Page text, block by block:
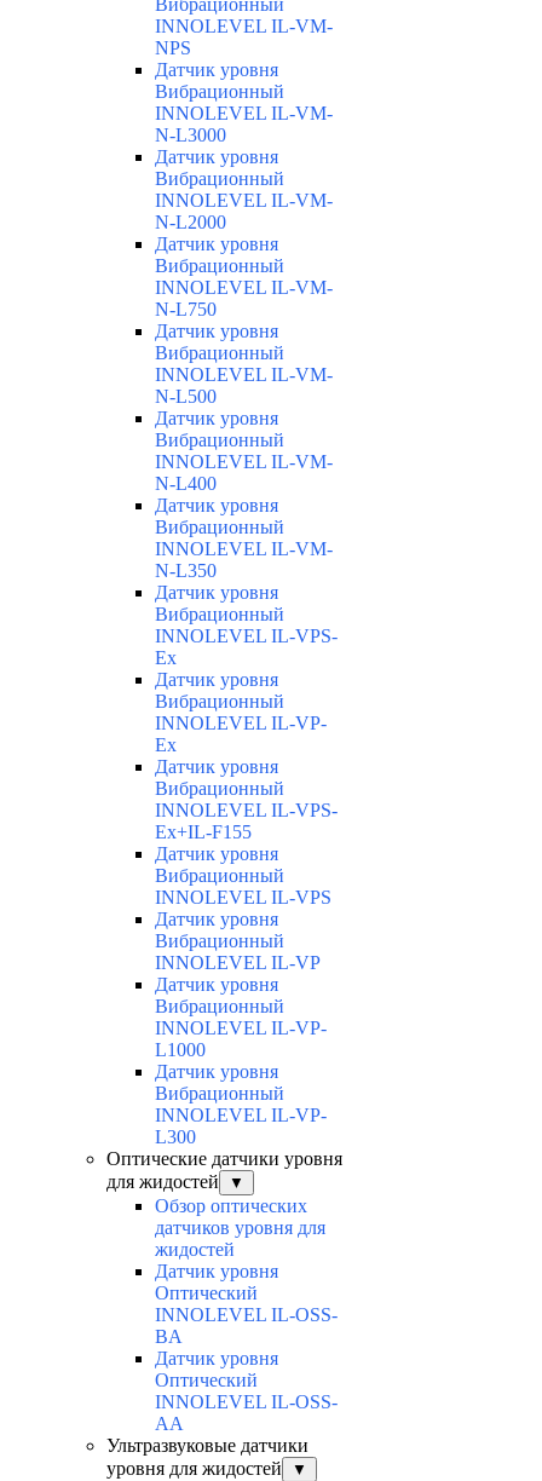
Вибрационный
INNOLEVEL IL-VM-
NPS
Датчик уровня
Вибрационный
INNOLEVEL IL-VM-
N-L3000
Датчик уровня
Вибрационный
INNOLEVEL IL-VM-
N-L2000
Датчик уровня
Вибрационный
INNOLEVEL IL-VM-
N-L750
Датчик уровня
Вибрационный
INNOLEVEL IL-VM-
N-L500
Датчик уровня
Вибрационный
INNOLEVEL IL-VM-
N-L400
Датчик уровня
Вибрационный
INNOLEVEL IL-VM-
N-L350
Датчик уровня
Вибрационный
INNOLEVEL IL-VPS-
Ex
Датчик уровня
Вибрационный
INNOLEVEL IL-VP-
Ex
Датчик уровня
Вибрационный
INNOLEVEL IL-VPS-
Ex+IL-F155
Датчик уровня
Вибрационный
INNOLEVEL IL-VPS
Датчик уровня
Вибрационный
INNOLEVEL IL-VP
Датчик уровня
Вибрационный
INNOLEVEL IL-VP-
L1000
Датчик уровня
Вибрационный
INNOLEVEL IL-VP-
L300
Оптические датчики уровня
для жидостей
▼
Обзор оптических
датчиков уровня для
жидостей
Датчик уровня
Оптический
INNOLEVEL IL-OSS-
BA
Датчик уровня
Оптический
INNOLEVEL IL-OSS-
AA
Ультразвуковые датчики
уровня для жидостей
▼